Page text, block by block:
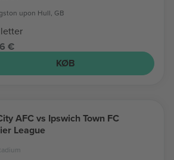
upon Hull, GB
€
KØB
AFC vs Ipswich Town FC
League